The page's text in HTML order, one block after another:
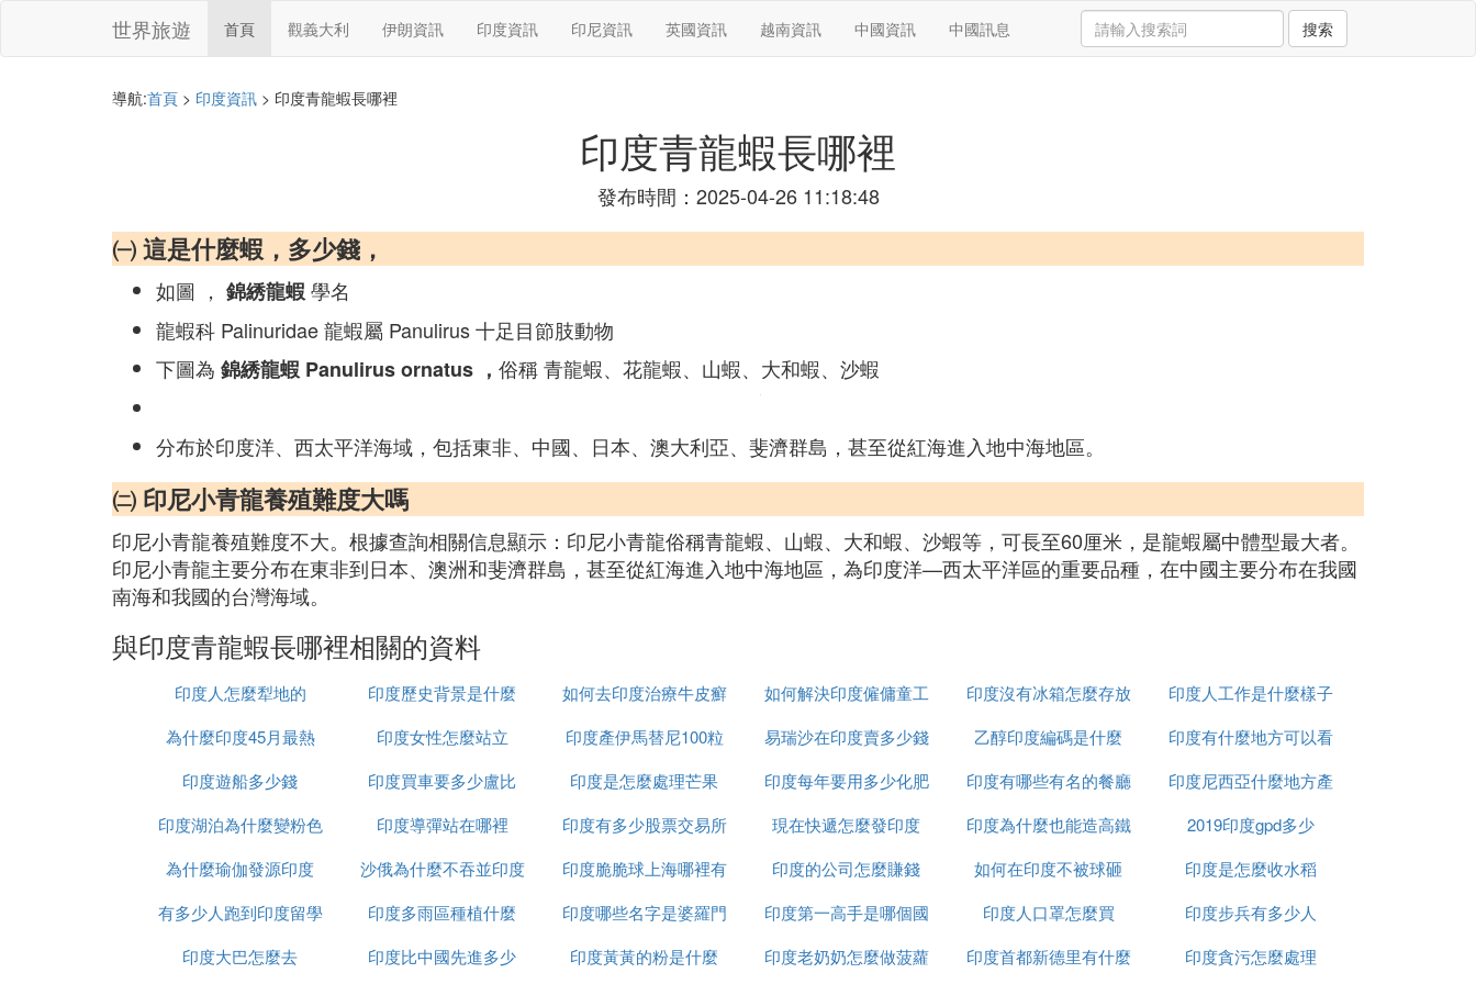
世界旅遊 首頁 觀義大利 伊朗資訊 印度資訊 印尼資訊 英國資訊 越南資訊 中國資訊 中國訊息 搜索
導航:首頁 > 印度資訊 > 印度青龍蝦長哪裡
印度青龍蝦長哪裡
發布時間：2025-04-26 11:18:48
㈠ 這是什麼蝦，多少錢，
如圖 ， 錦綉龍蝦學名
龍蝦科 Palinuridae 龍蝦屬 Panulirus 十足目節肢動物
下圖為 錦綉龍蝦 Panulirus ornatus ， 俗稱 青龍蝦、花龍蝦、山蝦、大和蝦、沙蝦
分布於印度洋、西太平洋海域，包括東非、中國、日本、澳大利亞、斐濟群島，甚至從紅海進入地中海地區。
㈡ 印尼小青龍養殖難度大嗎
印尼小青龍養殖難度不大。根據查詢相關信息顯示：印尼小青龍俗稱青龍蝦、山蝦、大和蝦、沙蝦等，可長至60厘米，是龍蝦屬中體型最大者。
印尼小青龍主要分布在東非到日本、澳洲和斐濟群島，甚至從紅海進入地中海地區，為印度洋—西太平洋區的重要品種，在中國主要分布在我國
南海和我國的台灣海域。
與印度青龍蝦長哪裡相關的資料
印度人怎麼犁地的 印度歷史背景是什麼 如何去印度治療牛皮癬
如何解決印度僱傭童工
的問題
印度沒有冰箱怎麼存放
食物
印度人工作是什麼樣子
為什麼印度45月最熱
印度女性怎麼站立
印度產伊馬替尼100粒
裝多少錢
易瑞沙在印度賣多少錢
一粒
乙醇印度編碼是什麼
印度有什麼地方可以看
到太陽
印度遊船多少錢 印度買車要多少盧比 印度是怎麼處理芒果 印度每年要用多少化肥 印度有哪些有名的餐廳
印度尼西亞什麼地方產
榴槤
印度湖泊為什麼變粉色 印度導彈站在哪裡 印度有多少股票交易所 現在快遞怎麼發印度 印度為什麼也能造高鐵
2019印度gpd多少
為什麼瑜伽發源印度
沙俄為什麼不吞並印度 印度脆脆球上海哪裡有 印度的公司怎麼賺錢 如何在印度不被球砸
印度是怎麼收水稻
有多少人跑到印度留學
印度多雨區種植什麼
印度哪些名字是婆羅門
種姓
印度第一高手是哪個國
家
印度人口罩怎麼買
印度步兵有多少人
印度大巴怎麼去
印度比中國先進多少 印度黃黃的粉是什麼 印度老奶奶怎麼做菠蘿 印度首都新德里有什麼 印度貪污怎麼處理